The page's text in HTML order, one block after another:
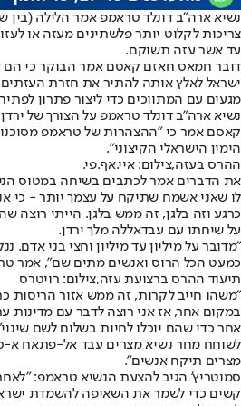
נשיא ארה"ב דונלד טראמפ אמר הלילה (בין
צריכות לקלוט יותר פלשתינים מעזה או
עד אשר עזה תשוקם.
דובר חמאס חאזם קאסם אמר הבוקר כי הם
ישראל לאלץ אותה להתיר את חזרת העזתים
מגעים עם המתווכים כדי ליצור פתרון
נשיא ארה"ב דונלד טראמפ על הצורך של
קאסם אמר כי "ההצהרות של טראמפ
הימין הישראלי הקיצוני".
ההרס בעזה,צילום: איי.אף.פי.
לו שאני אשמח שתיקח על עצמך יותר - כי
כרגע וזה בלגן, זה ממש בלגן. הייתי רוצה
על שיחתו עם עבדאללה מלך ירדן.
"מדובר על מיליון עד מיליון וחצי בני
כמעט הכל הרוס ואנשים מתים שם", אמר
תיעוד ההרס ברצועת עזה,צילום: רויטרס
"משהו חייב לקרות, זה ממש אזור הריסות
במקום אחר, אז אני רוצה לדבר עם מדינות
אחר כדי שהם יוכלו לחיות בשלום לשם
לשוחח מחר נשיא מצרים עבד אל-פתאח א-
מצרים תיקח אנשים".
קשים כדי לשמר את השאיפה להשמדת